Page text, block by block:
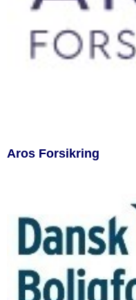
Aros Forsikring